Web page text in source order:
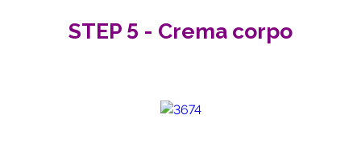
STEP 5 - Crema corpo